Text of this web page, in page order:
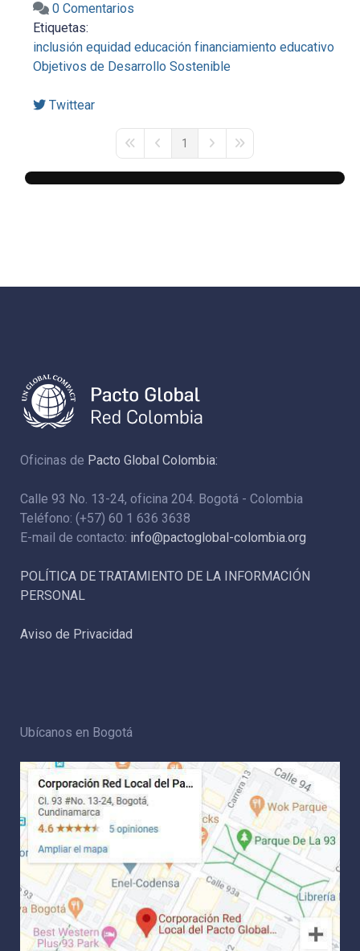
0 Comentarios
Etiquetas:
inclusión equidad educación financiamiento educativo
Objetivos de Desarrollo Sostenible
Twittear
First PagePrevious Page
1
Next PageLast Page
Oficinas de Pacto Global Colombia:
Calle 93 No. 13-24, oficina 204. Bogotá - Colombia
Teléfono: (+57) 60 1 636 3638
E-mail de contacto: info@pactoglobal-colombia.org
POLÍTICA DE TRATAMIENTO DE LA INFORMACIÓN
PERSONAL
Aviso de Privacidad
Ubícanos en Bogotá